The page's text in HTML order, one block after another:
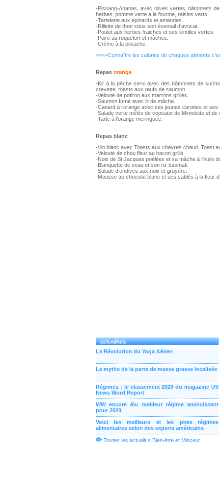
-Pissang-Ananas, avec olives vertes, bâtonnets
herbes, pomme verte à la fourme, raisins verts.
-Tartelette aux épinards et amandes.
-Rillette de thon sous son éventail d’avocat.
-Poulet aux herbes fraiches et ses lentilles vertes.
-Poire au roquefort et mâches.
-Crème à la pistache.
>>>>Connaître les calories de chaques aliments
Repas orange
-Kir à la pêche servi avec des bâtonnets de
crevette, toasts aux œufs de saumon.
-Velouté de potiron aux marrons grillés.
-Saumon fumé avec lit de mâche.
-Canard à l’orange avec ses jeunes carottes et
-Salade verte mêlée de copeaux de Mimolette et de
-Tarte à l’orange meringuée.
Repas blanc
-Vin blanc avec Toasts aux chèvres chaud, Toast
-Velouté de chou fleur au bacon grillé.
-Noix de St Jacques poêlées et sa mâche à l’huile
-Blanquette de veau et son riz basmati.
-Salade d’endives aux noix et gruyère.
-Mousse au chocolat blanc et ses sablés à la fleur
La Révolution du Yoga Aérien
Le mythe de la perte de masse grasse localisée
Régimes : le classement 2020 du magazine US
News Word Report
WW encore élu meilleur régime amincissant
pour 2020
Voici les meilleurs et les pires régimes
alimentaires selon des experts américains
Toutes les actualit s Bien-être et Minceur